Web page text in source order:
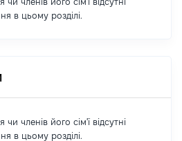
в цьому розділі.
членів його сім'ї відсутні
в цьому розділі.